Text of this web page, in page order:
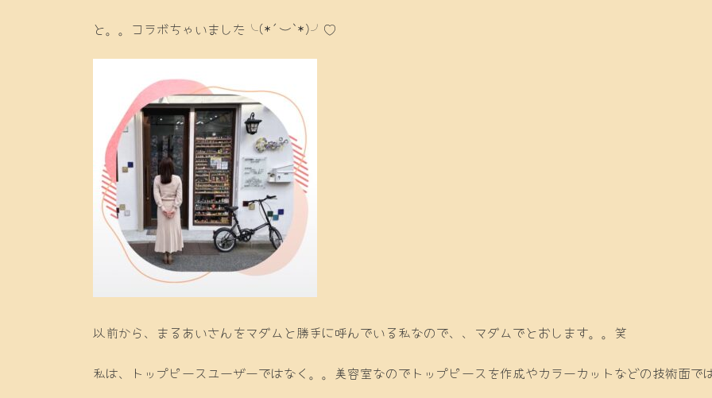
と。。コラボちゃいました╰(*´︶`*)╯♡
以前から、まるあいさんをマダムと勝手に呼んでいる私なので、、マダムでとおします。。笑
私は、トップピースユーザーではなく。。美容室なのでトップピースを作成やカラーカットなどの技術面で